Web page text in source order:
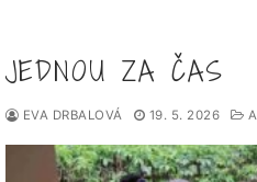
JEDNOU ZA ČAS
EVA DRBALOVÁ 19. 5. 2026